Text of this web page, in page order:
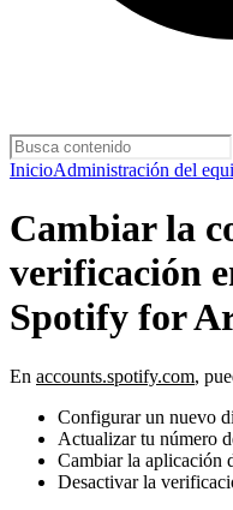
InicioAdministración del
Cambiar la
verificación
Spotify for
En accounts.spotify.com,
Configurar un nuevo
Actualizar tu número
Cambiar la aplicación
Desactivar la